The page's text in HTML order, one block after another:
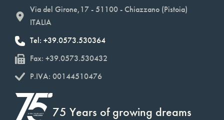
Via del Girone,17 - 51100 - Chiazzano (Pistoia)
ITALIA
Tel: +39.0573.530364
Fax: +39.0573.530432
P.IVA: 00144510476
75 Years of growing dreams